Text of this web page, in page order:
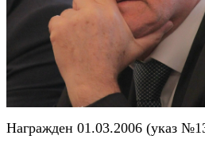
Награжден 01.03.2006 (указ